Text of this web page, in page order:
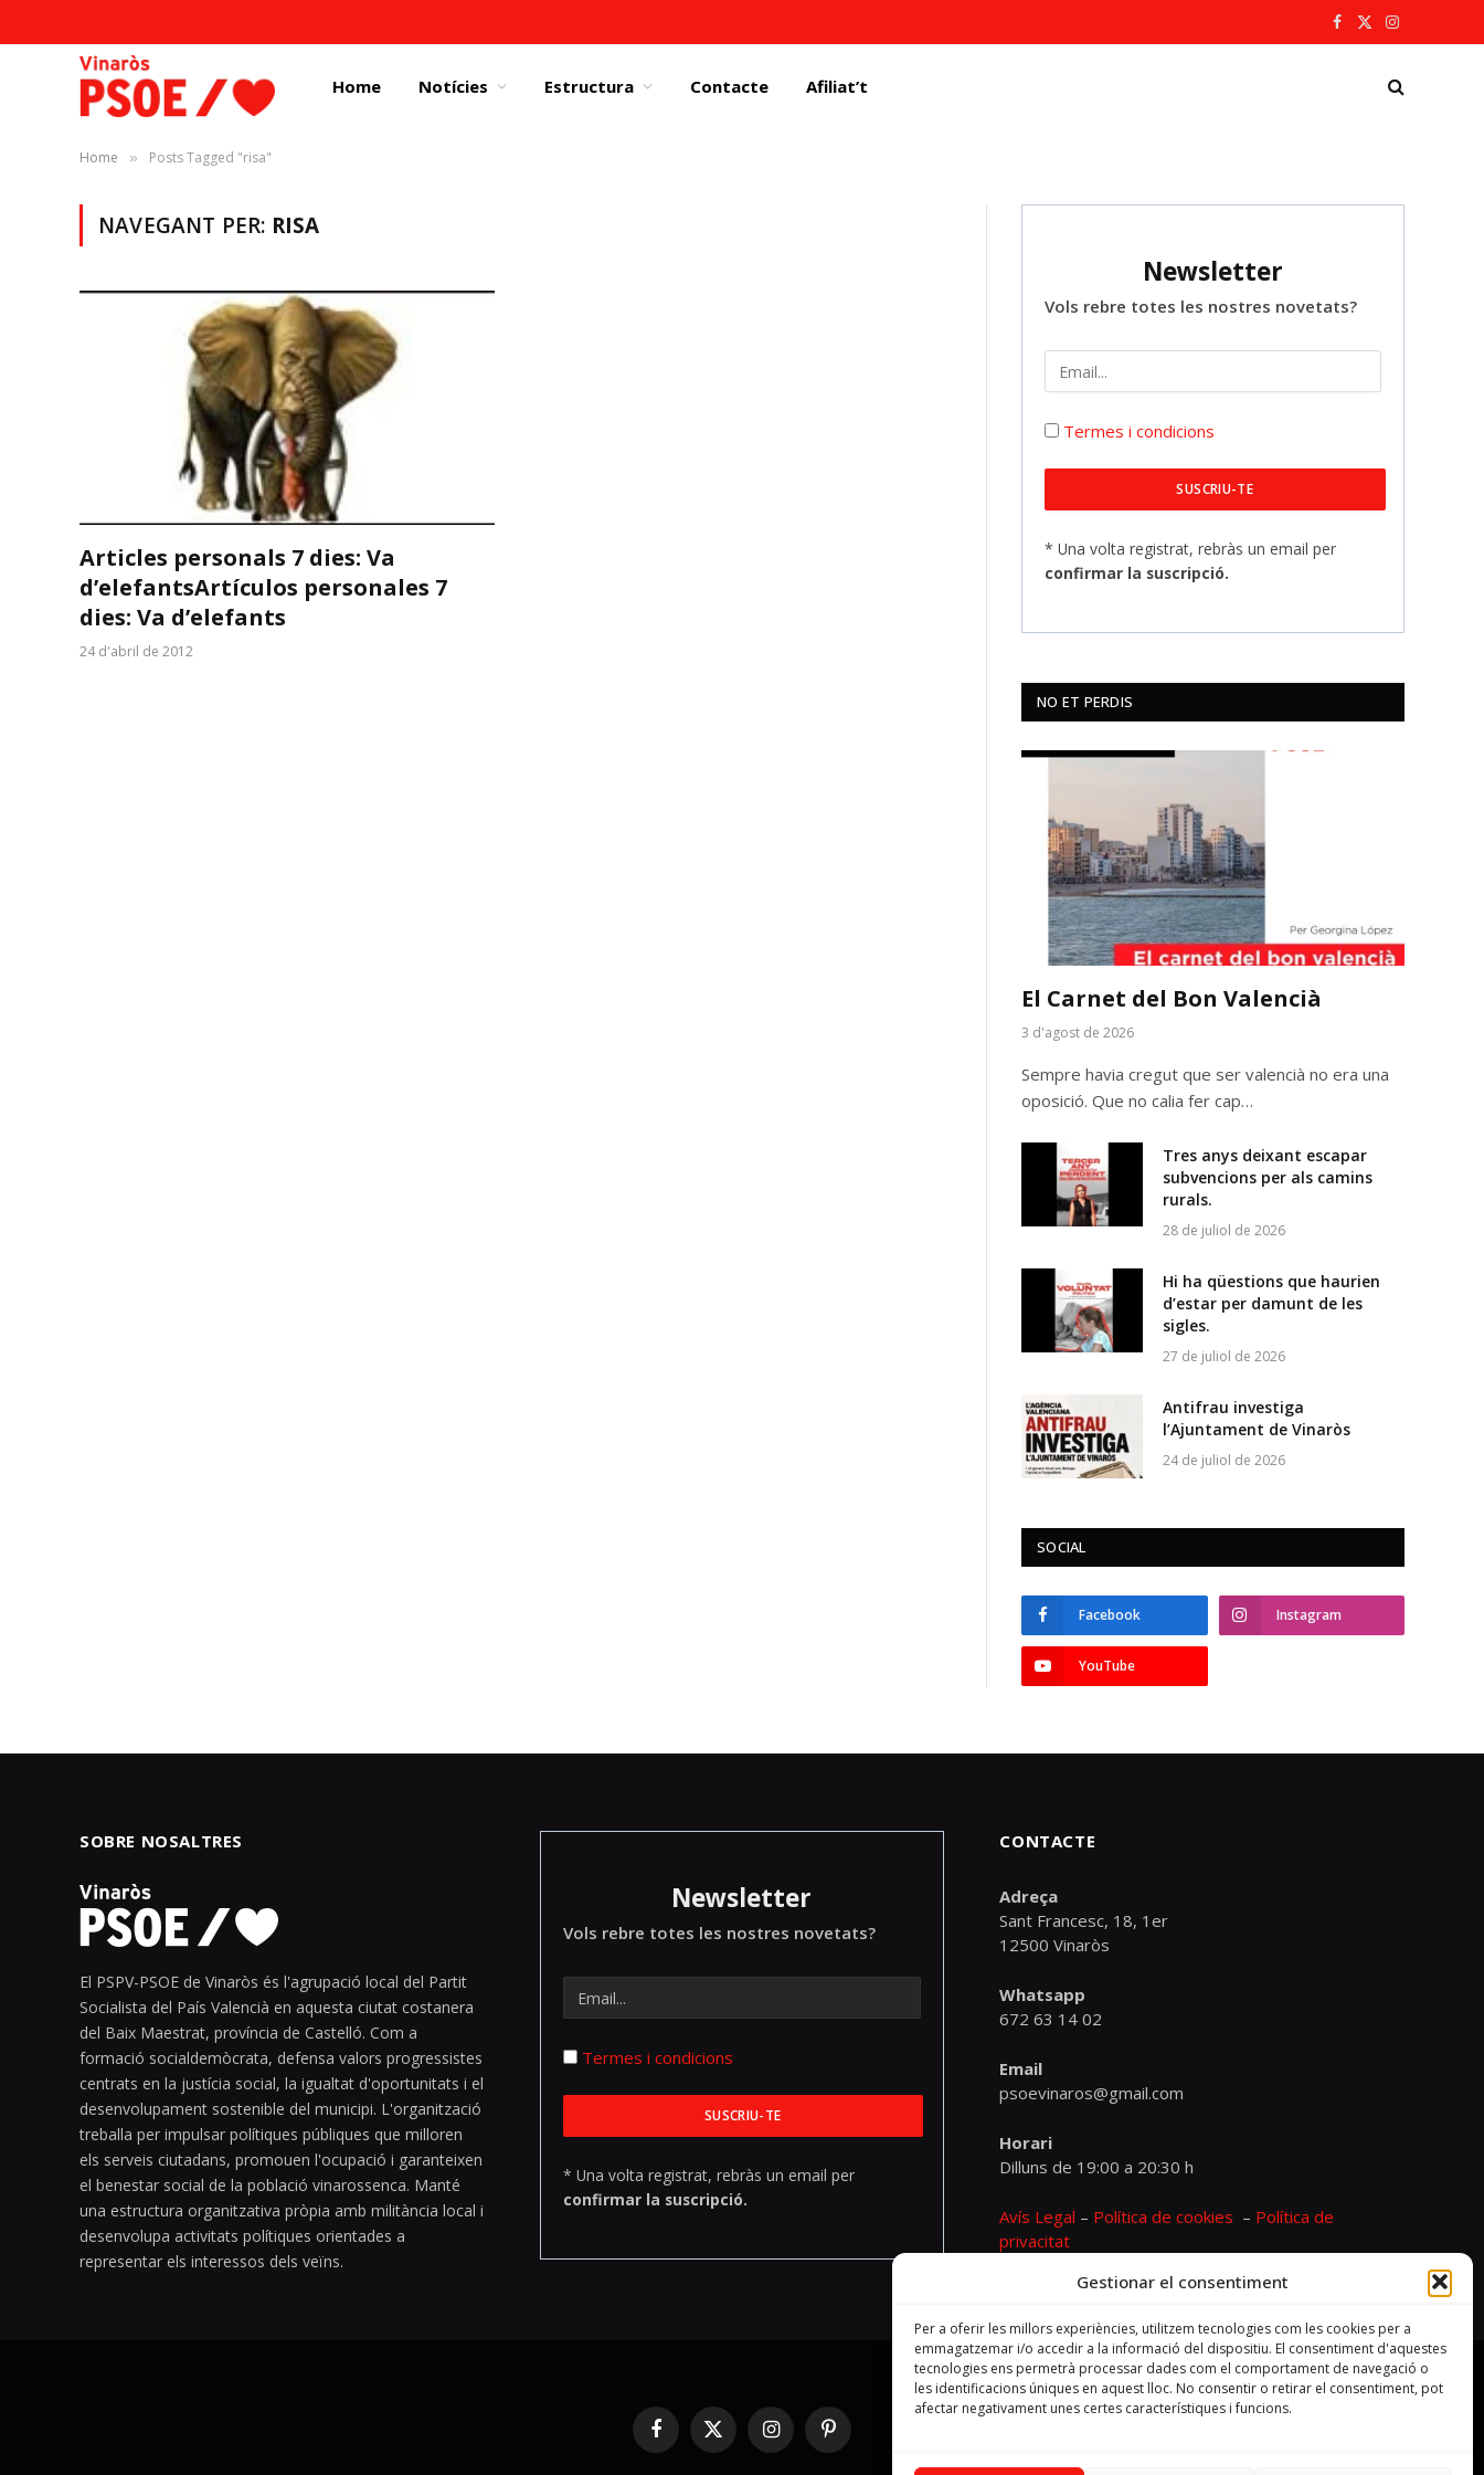
Gestionar el consentiment
Per a oferir les millors experiències, utilitzem tecnologies com les cookies per a
emmagatzemar i/o accedir a la informació del dispositiu. El consentiment d'aquestes
tecnologies ens permetrà processar dades com el comportament de navegació o
les identificacions úniques en aquest lloc. No consentir o retirar el consentiment, pot
afectar negativament unes certes característiques i funcions.
Facebook
X
Instagram
Home Notícies Estructura Contacte Afiliat’t
Home » Posts Tagged "risa"
NAVEGANT PER: RISA
Articles personals 7 dies: Va
d’elefantsArtículos personales 7
dies: Va d’elefants
24 d'abril de 2012
Newsletter
Vols rebre totes les nostres novetats?
Termes i condicions
* Una volta registrat, rebràs un email per
confirmar la suscripció.
NO ET PERDIS
El Carnet del Bon Valencià
3 d'agost de 2026
Sempre havia cregut que ser valencià no era una
oposició. Que no calia fer cap…
Tres anys deixant escapar
subvencions per als camins
rurals.
28 de juliol de 2026
Hi ha qüestions que haurien
d’estar per damunt de les
sigles.
27 de juliol de 2026
Antifrau investiga
l’Ajuntament de Vinaròs
24 de juliol de 2026
SOCIAL
Facebook Instagram
YouTube
SOBRE NOSALTRES
El PSPV-PSOE de Vinaròs és l'agrupació local del Partit
Socialista del País Valencià en aquesta ciutat costanera
del Baix Maestrat, província de Castelló. Com a
formació socialdemòcrata, defensa valors progressistes
centrats en la justícia social, la igualtat d'oportunitats i el
desenvolupament sostenible del municipi. L'organització
treballa per impulsar polítiques públiques que milloren
els serveis ciutadans, promouen l'ocupació i garanteixen
el benestar social de la població vinarossenca. Manté
una estructura organitzativa pròpia amb militància local i
desenvolupa activitats polítiques orientades a
representar els interessos dels veïns.
Newsletter
Vols rebre totes les nostres novetats?
Termes i condicions
* Una volta registrat, rebràs un email per
confirmar la suscripció.
CONTACTE
Adreça
Sant Francesc, 18, 1er
12500 Vinaròs
Whatsapp
672 63 14 02
Email
psoevinaros@gmail.com
Horari
Dilluns de 19:00 a 20:30 h
Avís Legal – Política de cookies – Política de
privacitat
Facebook
X
(Twitter)
InstagramPinterest